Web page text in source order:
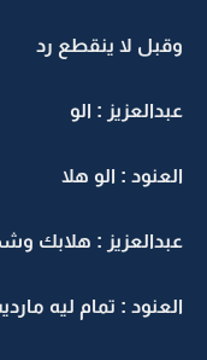
وقبل لا ينقطع رد
عبدالعزيز : الو
العنود : الو هلا
عبدالعزيز : هلابك
العنود : تمام ليه